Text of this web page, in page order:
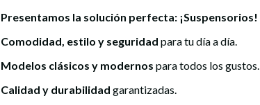
Presentamos la solución perfecta: ¡Suspensorios!
Comodidad, estilo y seguridad para tu día a día.
Modelos clásicos y modernos para todos los gustos.
Calidad y durabilidad garantizadas.